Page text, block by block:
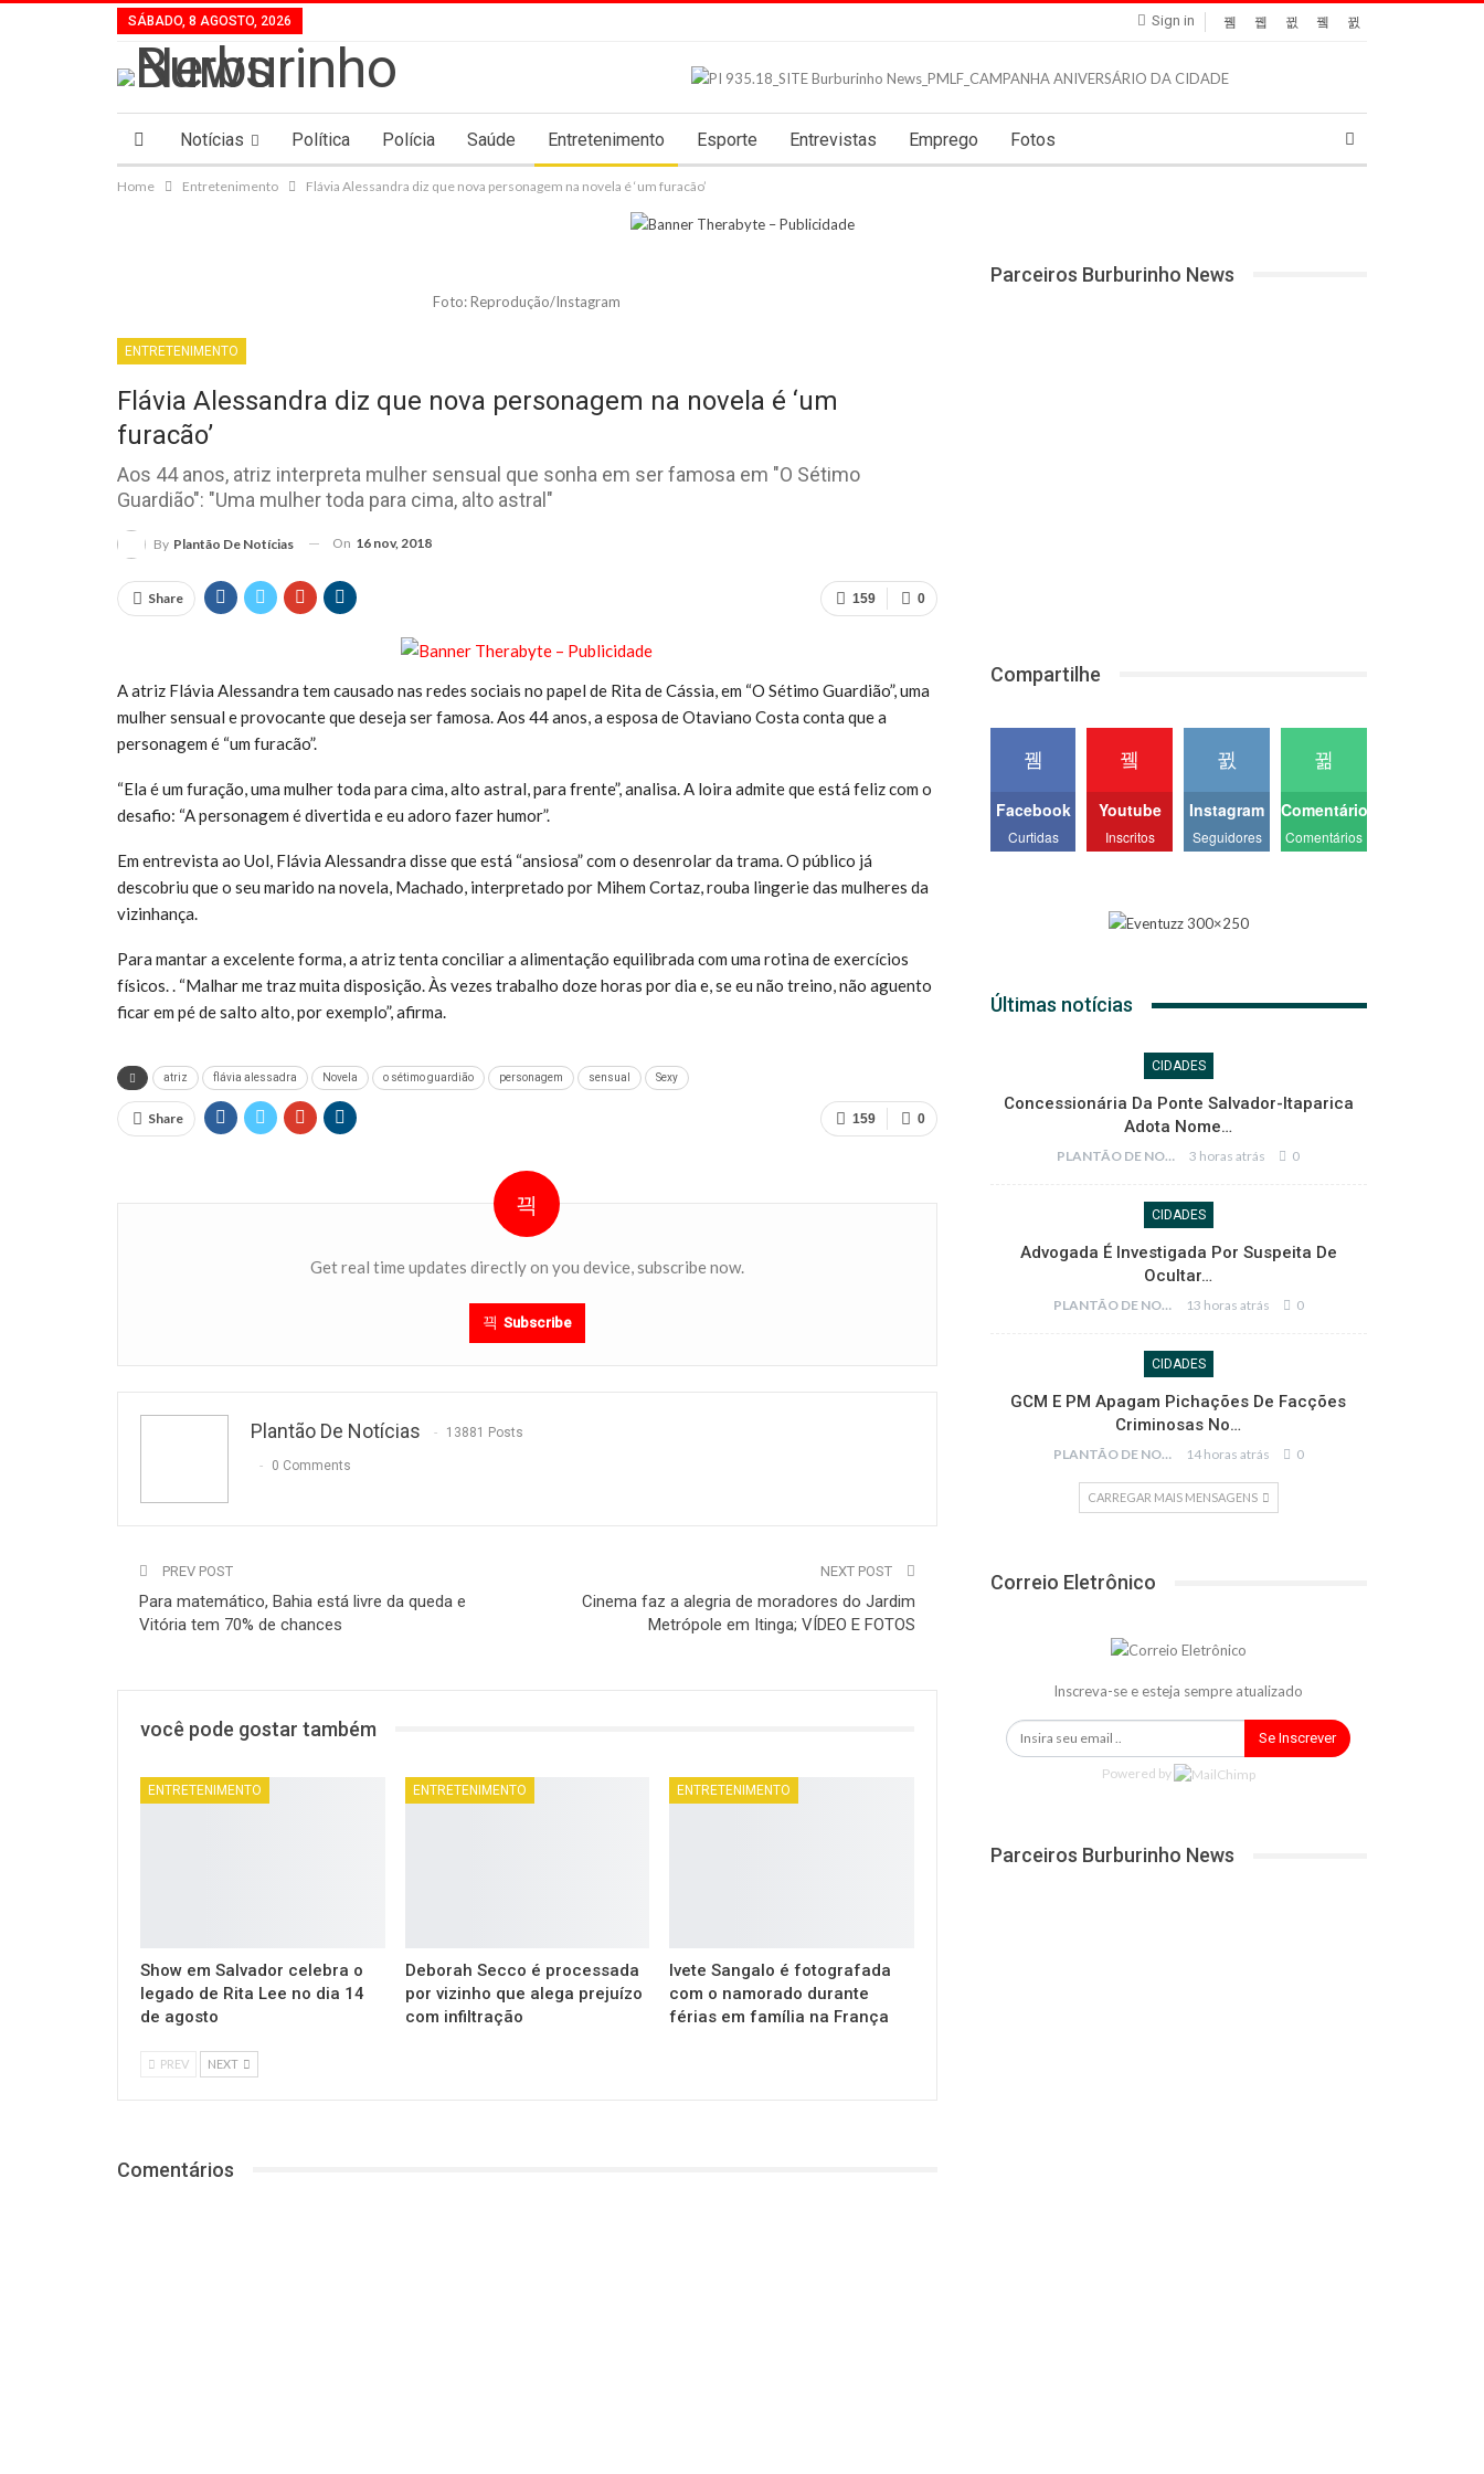
Sign in
SÁBADO, 8 AGOSTO, 2026
Notícias Política Polícia Saúde Entretenimento Esporte Entrevistas Emprego Fotos
Home Entretenimento Flávia Alessandra diz que nova personagem na novela é ‘um furacão’
Foto: Reprodução/Instagram
ENTRETENIMENTO
Flávia Alessandra diz que nova personagem na novela é ‘um
furacão’
Aos 44 anos, atriz interpreta mulher sensual que sonha em ser famosa em "O Sétimo
Guardião": "Uma mulher toda para cima, alto astral"
By Plantão De Notícias On 16 nov, 2018
0
159
Share
A atriz Flávia Alessandra tem causado nas redes sociais no papel de Rita de Cássia, em “O Sétimo Guardião”, uma
mulher sensual e provocante que deseja ser famosa. Aos 44 anos, a esposa de Otaviano Costa conta que a
personagem é “um furacão”.
“Ela é um furação, uma mulher toda para cima, alto astral, para frente”, analisa. A loira admite que está feliz com o
desafio: “A personagem é divertida e eu adoro fazer humor”.
Em entrevista ao Uol, Flávia Alessandra disse que está “ansiosa” com o desenrolar da trama. O público já
descobriu que o seu marido na novela, Machado, interpretado por Mihem Cortaz, rouba lingerie das mulheres da
vizinhança.
Para mantar a excelente forma, a atriz tenta conciliar a alimentação equilibrada com uma rotina de exercícios
físicos. . “Malhar me traz muita disposição. Às vezes trabalho doze horas por dia e, se eu não treino, não aguento
ficar em pé de salto alto, por exemplo”, afirma.
atriz flávia alessadra Novela o sétimo guardião personagem sensual Sexy
0
159
Share
Get real time updates directly on you device, subscribe now.
Subscribe
Plantão De Notícias 13881 Posts
0 Comments
PREV POST
Para matemático, Bahia está livre da queda e
Vitória tem 70% de chances
NEXT POST
Cinema faz a alegria de moradores do Jardim
Metrópole em Itinga; VÍDEO E FOTOS
você pode gostar também
ENTRETENIMENTO
Show em Salvador celebra o
legado de Rita Lee no dia 14
de agosto
ENTRETENIMENTO
Deborah Secco é processada
por vizinho que alega prejuízo
com infiltração
ENTRETENIMENTO
Ivete Sangalo é fotografada
com o namorado durante
férias em família na França
PREV NEXT
Comentários
Parceiros Burburinho News
Compartilhe
Facebook
Curtidas
Youtube
Inscritos
Instagram
Seguidores
Comentários
Comentários
Últimas notícias
CIDADES
Concessionária Da Ponte Salvador-Itaparica
Adota Nome…
PLANTÃO DE NOTÍCIAS 3 horas atrás 0
CIDADES
Advogada É Investigada Por Suspeita De
Ocultar…
PLANTÃO DE NOTÍCIAS 13 horas atrás 0
CIDADES
GCM E PM Apagam Pichações De Facções
Criminosas No…
PLANTÃO DE NOTÍCIAS 14 horas atrás 0
CARREGAR MAIS MENSAGENS
Correio Eletrônico
Inscreva-se e esteja sempre atualizado
Se Inscrever
Powered by
Parceiros Burburinho News